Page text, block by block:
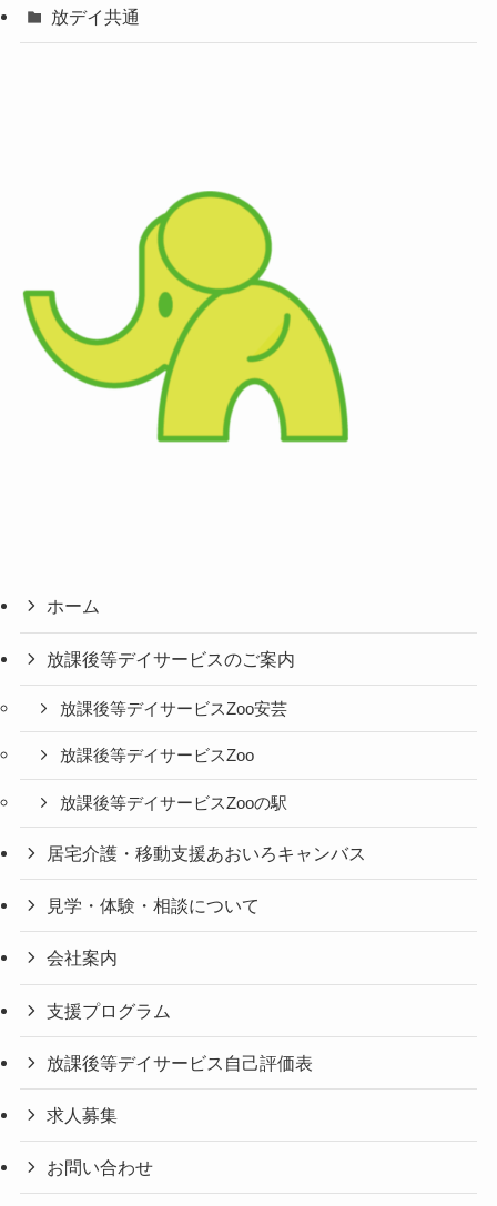
放デイ共通
ホーム
放課後等デイサービスのご案内
放課後等デイサービスZoo安芸
放課後等デイサービスZoo
放課後等デイサービスZooの駅
居宅介護・移動支援あおいろキャンバス
見学・体験・相談について
会社案内
支援プログラム
放課後等デイサービス自己評価表
求人募集
お問い合わせ